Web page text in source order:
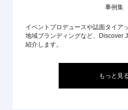
事例集
イベントプロデュースや誌面タイア
地域ブランディングなど、Discover
紹介します。
もっと見